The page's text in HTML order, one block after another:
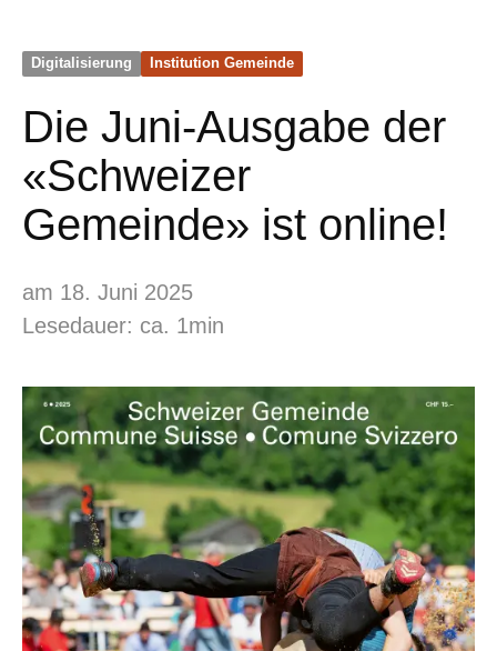
Digitalisierung Institution Gemeinde
Die Juni-Ausgabe der
«Schweizer
Gemeinde» ist online!
am 18. Juni 2025
Lesedauer: ca. 1min